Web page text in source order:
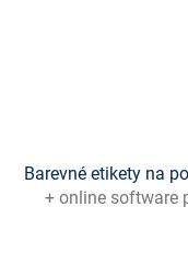
Barevné etikety na
+ online software